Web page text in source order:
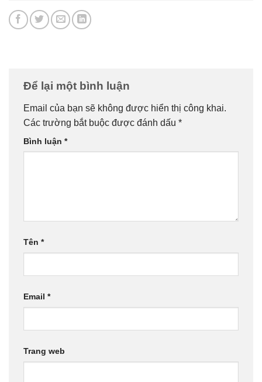
Để lại một bình luận
Email của bạn sẽ không được hiển thị công khai.
Các trường bắt buộc được đánh dấu *
Bình luận *
Tên *
Email *
Trang web